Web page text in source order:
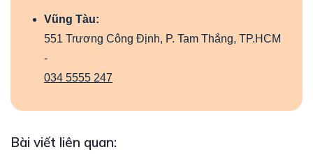
Vũng Tàu:
551 Trương Công Định, P. Tam Thắng, TP.HCM
-
034 5555 247
Bài viết liên quan: